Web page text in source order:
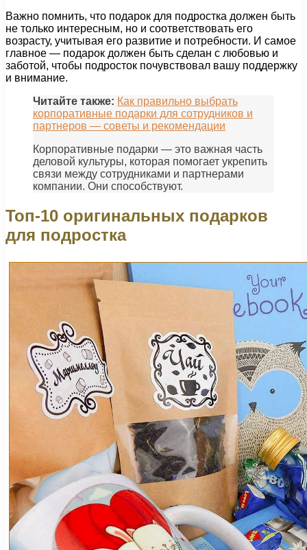
Важно помнить, что подарок для подростка должен быть
не только интересным, но и соответствовать его
возрасту, учитывая его развитие и потребности. И самое
главное — подарок должен быть сделан с любовью и
заботой, чтобы подросток почувствовал вашу поддержку
и внимание.
Читайте также: Как правильно выбрать
корпоративные подарки для сотрудников и
партнеров — советы и рекомендации
Корпоративные подарки — это важная часть
деловой культуры, которая помогает укрепить
связи между сотрудниками и партнерами
компании. Они способствуют.
Топ-10 оригинальных подарков
для подростка